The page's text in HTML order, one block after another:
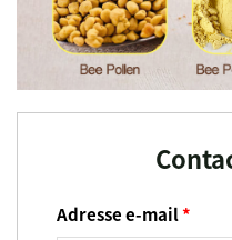
Adresse e-mail*